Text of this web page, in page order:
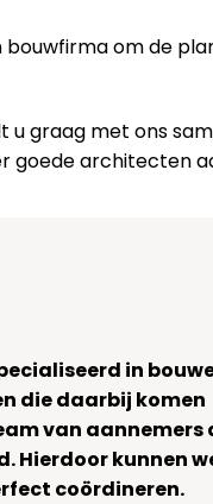
om de
graag met ons
goede architecten
in
die daarbij komen
van aannemers
Hierdoor kunnen
coördineren.